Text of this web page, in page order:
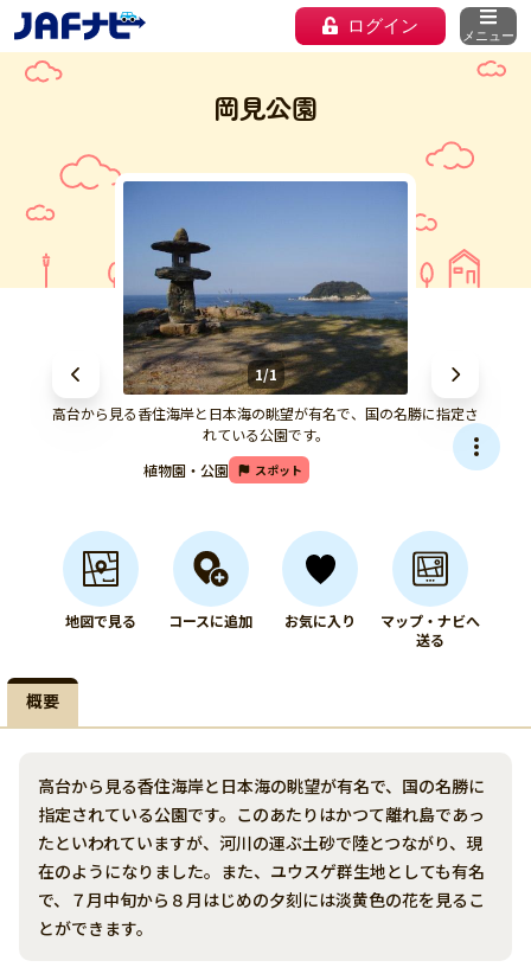
ログイン メニュー
岡見公園
1/1
高台から見る香住海岸と日本海の眺望が有名で、国の名勝に指定さ
れている公園です。
植物園・公園
スポット
地図で見る コースに追加 お気に入り
マップ・ナビへ
送る
概要
高台から見る香住海岸と日本海の眺望が有名で、国の名勝に
指定されている公園です。このあたりはかつて離れ島であっ
たといわれていますが、河川の運ぶ土砂で陸とつながり、現
在のようになりました。また、ユウスゲ群生地としても有名
で、７月中旬から８月はじめの夕刻には淡黄色の花を見るこ
とができます。